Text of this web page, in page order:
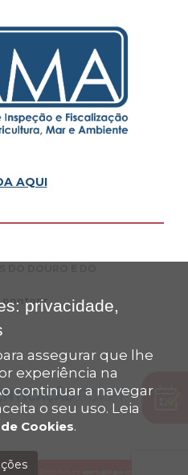
AQUI
pontoprprivacidade,
assegurar que lhe
experiência na
continuar a navegar
o seu uso. Leia
Cookies.